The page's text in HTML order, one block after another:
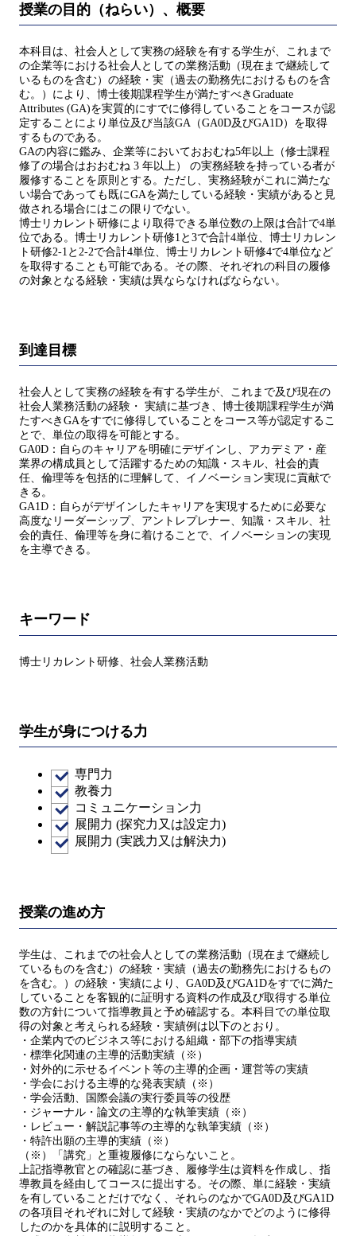
授業の目的（ねらい）、概要
本科目は、社会人として実務の経験を有する学生が、これまで
の企業等における社会人としての業務活動（現在まで継続して
いるものを含む）の経験・実（過去の勤務先におけるものを含
む。）により、博士後期課程学生が満たすべきGraduate
Attributes (GA)を実質的にすでに修得していることをコースが認
定することにより単位及び当該GA（GA0D及びGA1D）を取得
するものである。
GAの内容に鑑み、企業等においておおむね5年以上（修士課程
修了の場合はおおむね 3 年以上） の実務経験を持っている者が
履修することを原則とする。ただし、実務経験がこれに満たな
い場合であっても既にGAを満たしている経験・実績があると見
做される場合にはこの限りでない。
博士リカレント研修により取得できる単位数の上限は合計で4単
位である。博士リカレント研修1と3で合計4単位、博士リカレン
ト研修2-1と2-2で合計4単位、博士リカレント研修4で4単位など
を取得することも可能である。その際、それぞれの科目の履修
の対象となる経験・実績は異ならなければならない。
到達目標
社会人として実務の経験を有する学生が、これまで及び現在の
社会人業務活動の経験・ 実績に基づき、博士後期課程学生が満
たすべきGAをすでに修得していることをコース等が認定するこ
とで、単位の取得を可能とする。
GA0D：自らのキャリアを明確にデザインし、アカデミア・産
業界の構成員として活躍するための知識・スキル、社会的責
任、倫理等を包括的に理解して、イノベーション実現に貢献で
きる。
GA1D：自らがデザインしたキャリアを実現するために必要な
高度なリーダーシップ、アントレプレナー、知識・スキル、社
会的責任、倫理等を身に着けることで、イノベーションの実現
を主導できる。
キーワード
博士リカレント研修、社会人業務活動
学生が身につける力
専門力
教養力
コミュニケーション力
展開力 (探究力又は設定力)
展開力 (実践力又は解決力)
授業の進め方
学生は、これまでの社会人としての業務活動（現在まで継続し
ているものを含む）の経験・実績（過去の勤務先におけるもの
を含む。）の経験・実績により、GA0D及びGA1Dをすでに満た
していることを客観的に証明する資料の作成及び取得する単位
数の方針について指導教員と予め確認する。本科目での単位取
得の対象と考えられる経験・実績例は以下のとおり。
・企業内でのビジネス等における組織・部下の指導実績
・標準化関連の主導的活動実績（※）
・対外的に示せるイベント等の主導的企画・運営等の実績
・学会における主導的な発表実績（※）
・学会活動、国際会議の実行委員等の役歴
・ジャーナル・論文の主導的な執筆実績（※）
・レビュー・解説記事等の主導的な執筆実績（※）
・特許出願の主導的実績（※）
（※）「講究」と重複履修にならないこと。
上記指導教官との確認に基づき、履修学生は資料を作成し、指
導教員を経由してコースに提出する。その際、単に経験・実績
を有していることだけでなく、それらのなかでGA0D及びGA1D
の各項目それぞれに対して経験・実績のなかでどのように修得
したのかを具体的に説明すること。